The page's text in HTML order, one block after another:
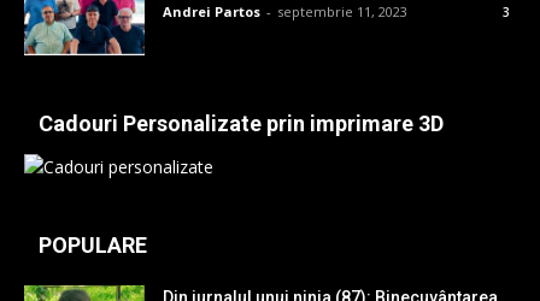
Andrei Partos - septembrie 11, 2023 3
Cadouri Personalizate prin imprimare 3D
POPULARE